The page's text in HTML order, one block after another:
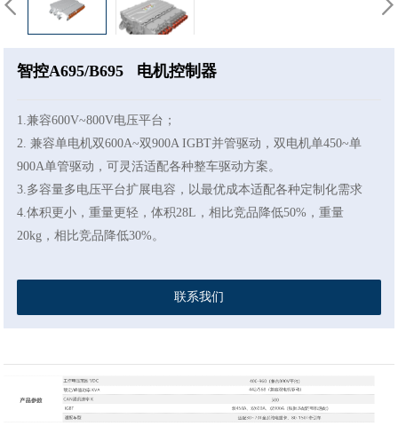
智控A695/B695 电机控制器
1.兼容600V~800V电压平台；
2. 兼容单电机双600A~双900A IGBT并管驱动，双电机单450~单
900A单管驱动，可灵活适配各种整车驱动方案。
3.多容量多电压平台扩展电容，以最优成本适配各种定制化需求
4.体积更小，重量更轻，体积28L，相比竞品降低50%，重量
20kg，相比竞品降低30%。
联系我们